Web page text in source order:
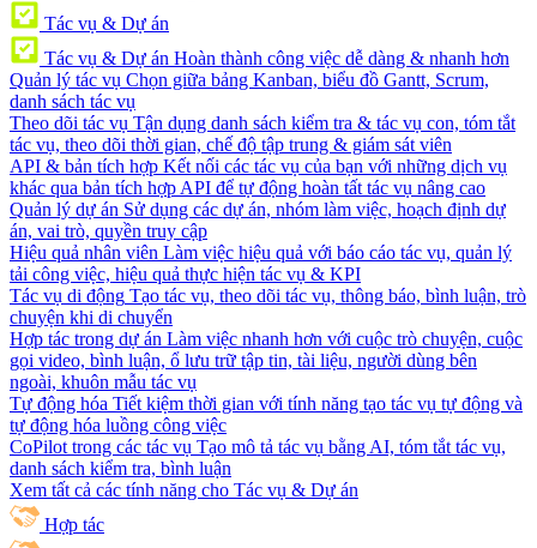
Tác vụ & Dự án
Tác vụ & Dự án Hoàn thành công việc dễ dàng & nhanh hơn
Quản lý tác vụ Chọn giữa bảng Kanban, biểu đồ Gantt, Scrum,
danh sách tác vụ
Theo dõi tác vụ Tận dụng danh sách kiểm tra & tác vụ con, tóm tắt
tác vụ, theo dõi thời gian, chế độ tập trung & giám sát viên
API & bản tích hợp Kết nối các tác vụ của bạn với những dịch vụ
khác qua bản tích hợp API để tự động hoàn tất tác vụ nâng cao
Quản lý dự án Sử dụng các dự án, nhóm làm việc, hoạch định dự
án, vai trò, quyền truy cập
Hiệu quả nhân viên Làm việc hiệu quả với báo cáo tác vụ, quản lý
tải công việc, hiệu quả thực hiện tác vụ & KPI
Tác vụ di động Tạo tác vụ, theo dõi tác vụ, thông báo, bình luận, trò
chuyện khi di chuyển
Hợp tác trong dự án Làm việc nhanh hơn với cuộc trò chuyện, cuộc
gọi video, bình luận, ổ lưu trữ tập tin, tài liệu, người dùng bên
ngoài, khuôn mẫu tác vụ
Tự động hóa Tiết kiệm thời gian với tính năng tạo tác vụ tự động và
tự động hóa luồng công việc
CoPilot trong các tác vụ Tạo mô tả tác vụ bằng AI, tóm tắt tác vụ,
danh sách kiểm tra, bình luận
Xem tất cả các tính năng cho Tác vụ & Dự án
Hợp tác